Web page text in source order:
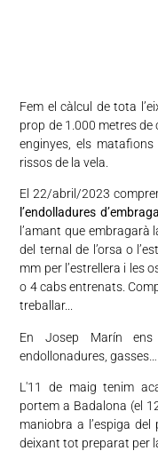
Fem el càlcul de tota
prop de 1.000 metres de
enginyes, els
rissos de la vela.
El 22/abril/2023
l’endolladures
l’amant que embragarà
del ternal de l’orsa o
mm per l’estrellera i les
o 4 cabs entrenats.
treballar...
En Josep Marín
endollonadures, gasses…
L'11 de maig tenim
portem a Badalona (el
maniobra a l’espiga
deixant tot preparat per